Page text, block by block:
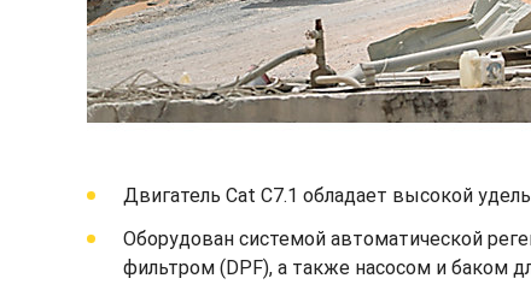
Двигатель Cat C7.1 обладает высокой
Оборудован системой автоматической
фильтром (DPF), а также насосом и баком